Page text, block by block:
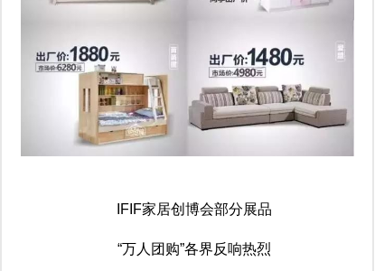
IFIF家居创博会部分展品
“万人团购”各界反响热烈